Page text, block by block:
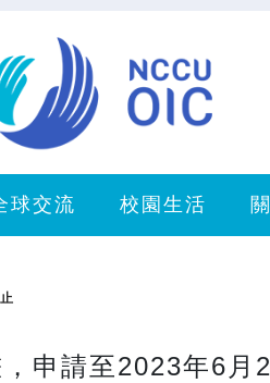
球交流 校園生活
申請至2023年6月